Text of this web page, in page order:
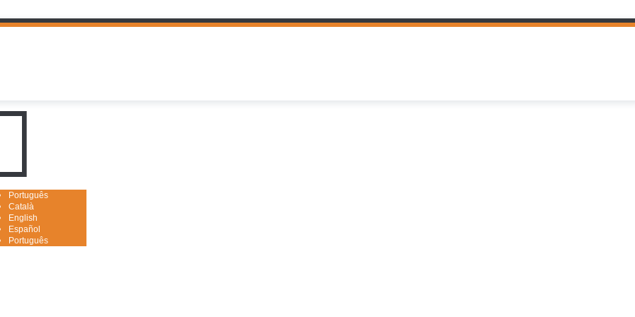
Português
Català
English
Español
Português